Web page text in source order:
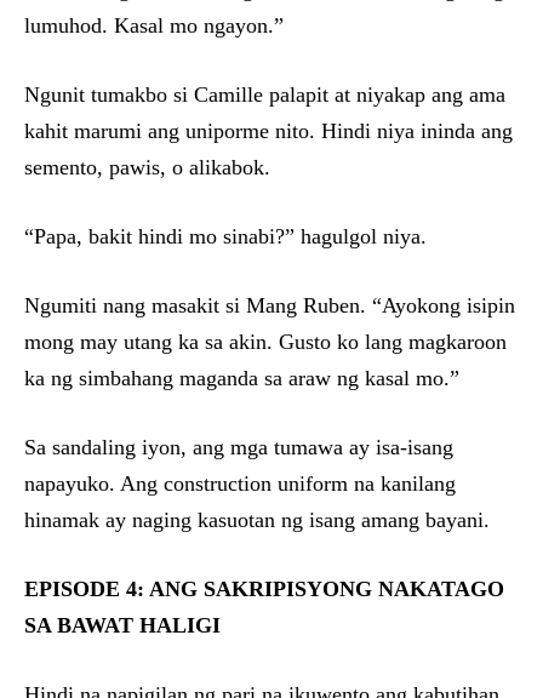
lumuhod. Kasal mo ngayon.”
Ngunit tumakbo si Camille palapit at niyakap ang ama
kahit marumi ang uniporme nito. Hindi niya ininda ang
semento, pawis, o alikabok.
“Papa, bakit hindi mo sinabi?” hagulgol niya.
Ngumiti nang masakit si Mang Ruben. “Ayokong isipin
mong may utang ka sa akin. Gusto ko lang magkaroon
ka ng simbahang maganda sa araw ng kasal mo.”
Sa sandaling iyon, ang mga tumawa ay isa-isang
napayuko. Ang construction uniform na kanilang
hinamak ay naging kasuotan ng isang amang bayani.
EPISODE 4: ANG SAKRIPISYONG NAKATAGO
SA BAWAT HALIGI